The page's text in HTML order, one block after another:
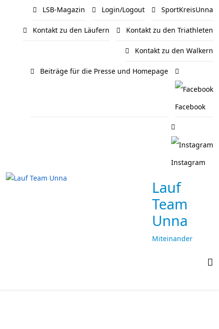
LSB-Magazin Login/Logout SportKreisUnna
Kontakt zu den Läufern Kontakt zu den Triathleten
Kontakt zu den Walkern
Beiträge für die Presse und Homepage
Facebook
Instagram
Lauf
Team
Unna
Miteinander